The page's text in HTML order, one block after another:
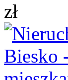
zł